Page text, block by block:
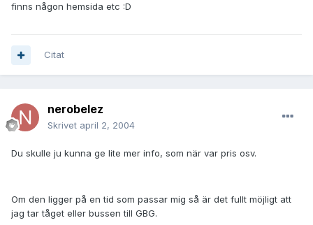
finns någon hemsida etc :D
Citat
nerobelez
Skrivet april 2, 2004
Du skulle ju kunna ge lite mer info, som när var pris osv.
Om den ligger på en tid som passar mig så är det fullt möjligt att
jag tar tåget eller bussen till GBG.